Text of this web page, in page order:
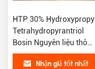
HTP 30% Hydroxypropyl
Tetrahydropyrantriol
Bosin Nguyên liệu thô
CAS 439685-79-7
Nhận giá tốt nhất